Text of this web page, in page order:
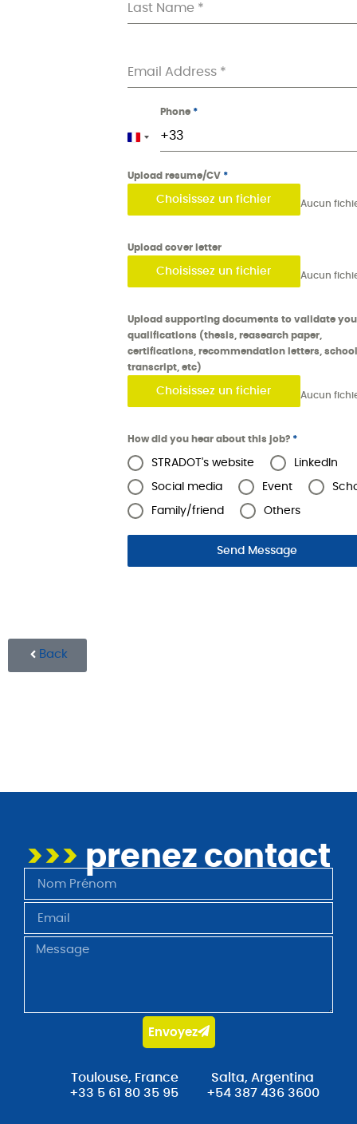
Last Name *
Email Address *
Phone *
France +33
Upload resume/CV *
Choisissez un fichier
Upload cover letter
Choisissez un fichier
Upload supporting documents to validate
qualifications (thesis, reasearch paper,
certifications, recommendation letters, school
transcript, etc)
Choisissez un fichier
How did you hear about this job? *
STRADOT's website LinkedIn
Social media Event
Family/friend Others
Send Message
Back
>>> prenez contact
Envoyez
Toulouse, France
+33 5 61 80 35 95
Salta, Argentina
+54 387 436 3600